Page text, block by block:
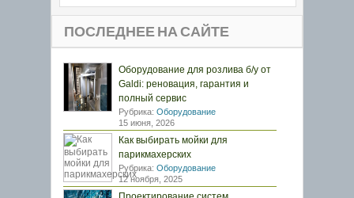
ПОСЛЕДНЕЕ НА САЙТЕ
Оборудование для розлива б/у от
Galdi: реновация, гарантия и
полный сервис
Рубрика: Оборудование
15 июня, 2026
Как выбирать мойки для
парикмахерских
Рубрика: Оборудование
12 ноября, 2025